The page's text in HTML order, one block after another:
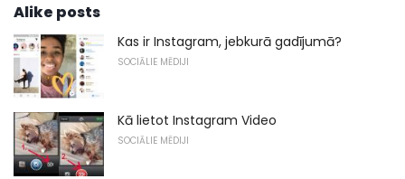
Alike posts
Kas ir Instagram, jebkurā gadījumā?
SOCIĀLIE MĒDIJI
Kā lietot Instagram Video
SOCIĀLIE MĒDIJI